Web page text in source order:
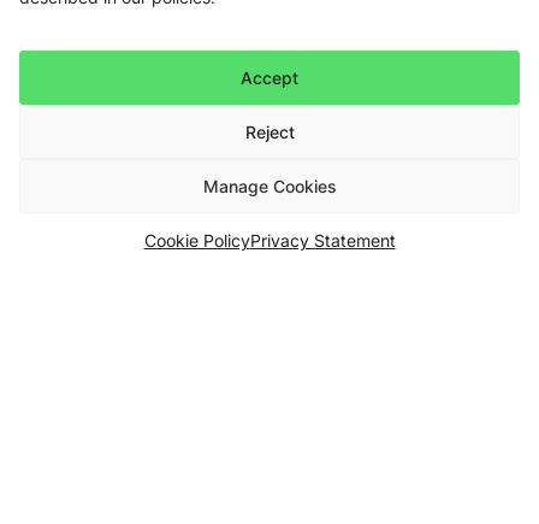
Accept
Reject
Manage Cookies
Cookie PolicyPrivacy Statement